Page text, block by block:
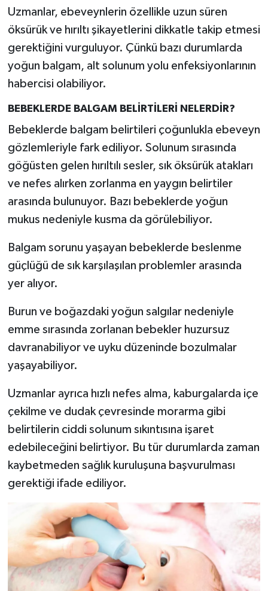
Uzmanlar, ebeveynlerin özellikle uzun süren
öksürük ve hırıltı şikayetlerini dikkatle takip etmesi
gerektiğini vurguluyor. Çünkü bazı durumlarda
yoğun balgam, alt solunum yolu enfeksiyonlarının
habercisi olabiliyor.
BEBEKLERDE BALGAM BELİRTİLERİ NELERDİR?
Bebeklerde balgam belirtileri çoğunlukla ebeveyn
gözlemleriyle fark ediliyor. Solunum sırasında
göğüsten gelen hırıltılı sesler, sık öksürük atakları
ve nefes alırken zorlanma en yaygın belirtiler
arasında bulunuyor. Bazı bebeklerde yoğun
mukus nedeniyle kusma da görülebiliyor.
Balgam sorunu yaşayan bebeklerde beslenme
güçlüğü de sık karşılaşılan problemler arasında
yer alıyor.
Burun ve boğazdaki yoğun salgılar nedeniyle
emme sırasında zorlanan bebekler huzursuz
davranabiliyor ve uyku düzeninde bozulmalar
yaşayabiliyor.
Uzmanlar ayrıca hızlı nefes alma, kaburgalarda içe
çekilme ve dudak çevresinde morarma gibi
belirtilerin ciddi solunum sıkıntısına işaret
edebileceğini belirtiyor. Bu tür durumlarda zaman
kaybetmeden sağlık kuruluşuna başvurulması
gerektiği ifade ediliyor.